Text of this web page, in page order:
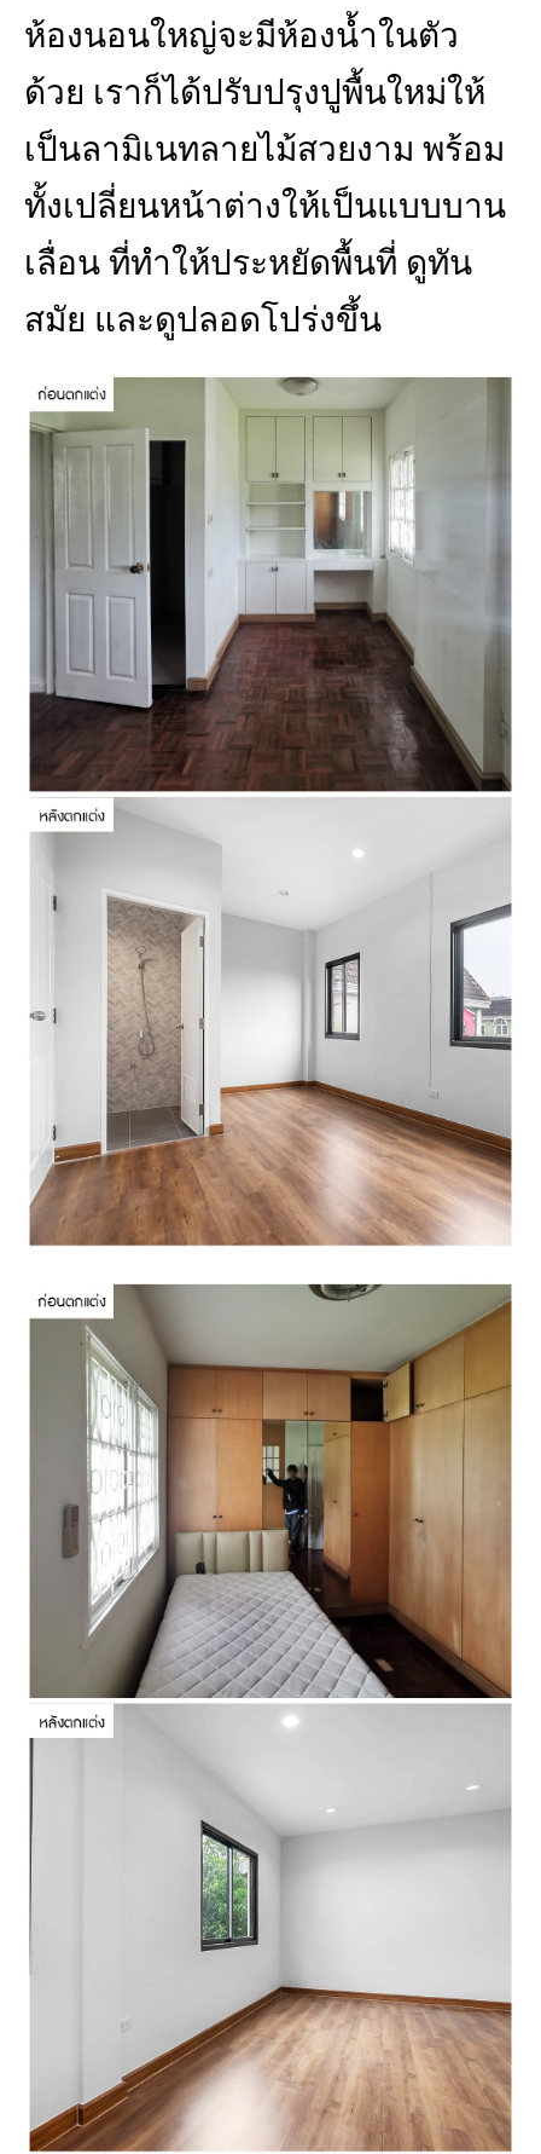
ห้องนอนใหญ่จะมีห้องน้ำในตัว
ด้วย เราก็ได้ปรับปรุงปูพื้นใหม่ให้
เป็นลามิเนทลายไม้สวยงาม พร้อม
ทั้งเปลี่ยนหน้าต่างให้เป็นแบบบาน
เลื่อน ที่ทำให้ประหยัดพื้นที่ ดูทัน
สมัย และดูปลอดโปร่งขึ้น